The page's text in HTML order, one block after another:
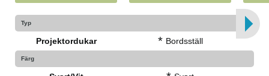
Typ
Projektordukar * Bordsställ
Färg